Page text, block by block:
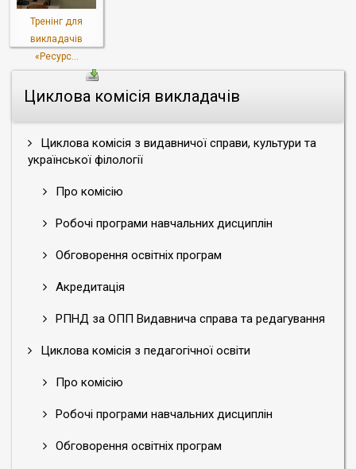
Циклова комісія викладачів
Циклова комісія з видавничої справи, культури та
української філології
Про комісію
Робочі програми навчальних дисциплін
Обговорення освітніх програм
Акредитація
РПНД за ОПП Видавнича справа та редагування
Циклова комісія з педагогічної освіти
Про комісію
Робочі програми навчальних дисциплін
Обговорення освітніх програм
Тренінг для
викладачів
«Ресурс...